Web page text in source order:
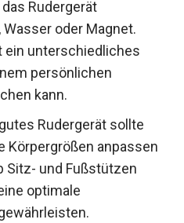
das Rudergerät
oder Magnet.
ein unterschiedliches
persönlichen
kann.
Rudergerät sollte
Körpergrößen anpassen
Sitz- und Fußstützen
optimale